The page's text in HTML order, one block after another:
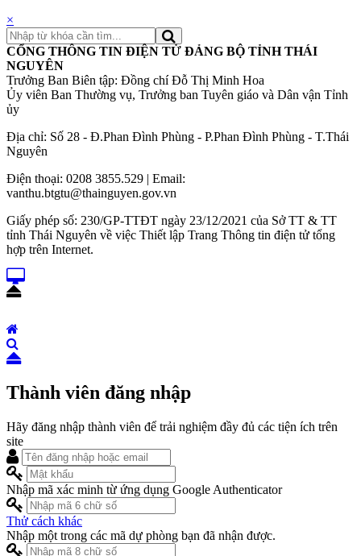
×
CỔNG THÔNG TIN ĐIỆN TỬ ĐẢNG BỘ TỈNH THÁI
NGUYÊN
Trưởng Ban Biên tập: Đồng chí Đỗ Thị Minh Hoa
Ủy viên Ban Thường vụ, Trưởng ban Tuyên giáo và Dân vận Tỉnh
ủy
Địa chỉ: Số 28 - Đ.Phan Đình Phùng - P.Phan Đình Phùng - T.Thái
Nguyên
Điện thoại: 0208 3855.529 | Email:
vanthu.btgtu@thainguyen.gov.vn
Giấy phép số: 230/GP-TTĐT ngày 23/12/2021 của Sở TT & TT
tỉnh Thái Nguyên về việc Thiết lập Trang Thông tin điện tử tổng
hợp trên Internet.
Thành viên đăng nhập
Hãy đăng nhập thành viên để trải nghiệm đầy đủ các tiện ích trên
site
Nhập mã xác minh từ ứng dụng Google Authenticator
Thử cách khác
Nhập một trong các mã dự phòng bạn đã nhận được.